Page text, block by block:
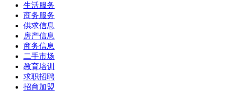
生活服务
商务服务
供求信息
房产信息
商务信息
二手市场
教育培训
求职招聘
招商加盟